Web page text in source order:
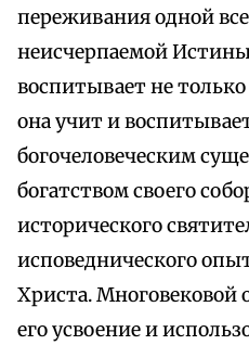
переживания одной
неисчерпаемой
воспитывает не
она учит и
богочеловеческим
богатством своего
исторического
исповеднического
Христа.
его усвоение и